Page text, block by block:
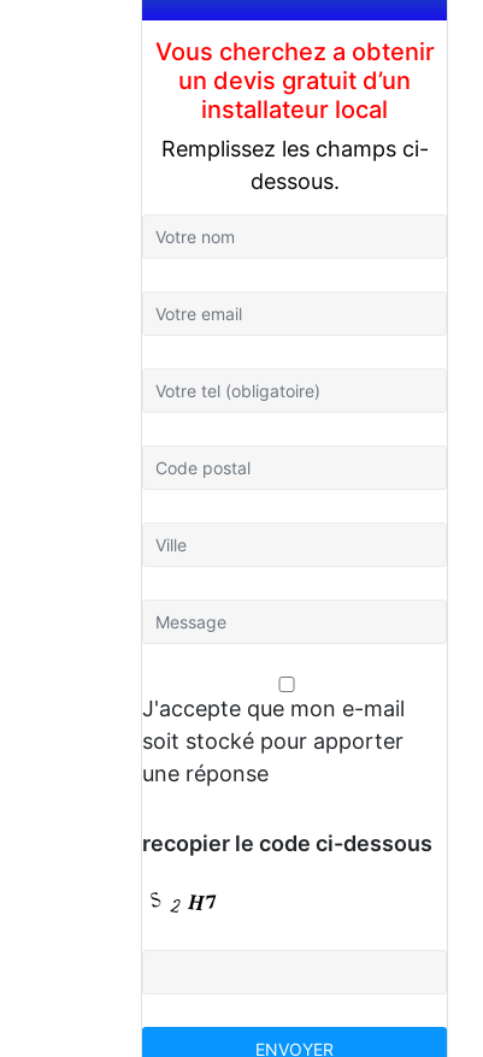
Vous cherchez a obtenir
un devis gratuit d’un
installateur local
Remplissez les champs ci-
dessous.
J'accepte que mon e-mail
soit stocké pour apporter
une réponse
recopier le code ci-dessous